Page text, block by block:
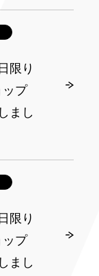
限り
ップ
まし
限り
ップ
まし